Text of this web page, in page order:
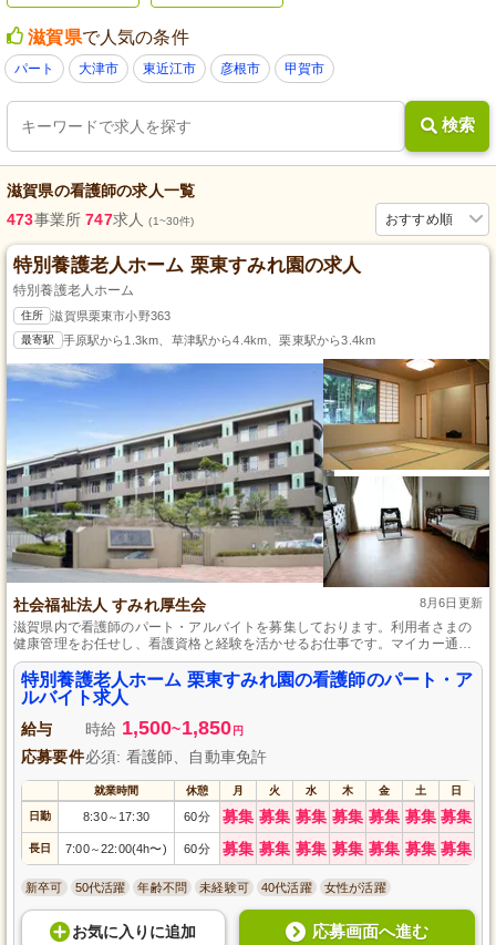
滋賀県で人気の条件
パート 大津市 東近江市 彦根市 甲賀市
検索
滋賀県の看護師の求人一覧
おすすめ順
473事業所 747求人(1~30件)
特別養護老人ホーム 栗東すみれ園の求人
特別養護老人ホーム
住所 滋賀県栗東市小野363
最寄駅 手原駅から1.3km、草津駅から4.4km、栗東駅から3.4km
社会福祉法人 すみれ厚生会 8月6日更新
滋賀県内で看護師のパート・アルバイトを募集しております。利用者さまの
健康管理をお任せし、看護資格と経験を活かせるお仕事です。マイカー通勤
可で無料駐車場も完備しているため、通勤のストレスがありません。また、
残業がなく、プライベートとの両立がしやすい環境です。
特別養護老人ホーム 栗東すみれ園の看護師のパート・ア
ルバイト求人
給与 時給 1,500~1,850 円
応募要件必須: 看護師、自動車免許
就業時間 休憩 月 火 水 木 金 土 日
日勤 8:30～ 17:30 60分 募集 募集 募集 募集 募集 募集 募集
長日 7:00～22:00(4h〜) 60分 募集 募集 募集 募集 募集 募集 募集
新卒可 50代活躍 年齢不問 未経験可 40代活躍 女性が活躍
お気に入り に追加 応募画面へ進む